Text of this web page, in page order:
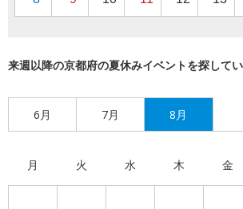
来週以降の京都府の夏休みイベントを探して
6月 7月 8月
月 火 水 木 金